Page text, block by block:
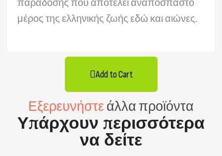
μέρος της ελληνικής ζωής εδώ και αιώνες.
Add to Cart
Εξερευνήστεάλλα προϊόντα
Υπάρχουν περισσότερα
να δείτε